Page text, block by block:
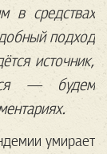
в средствах
подход
источник,
— будем
умирает